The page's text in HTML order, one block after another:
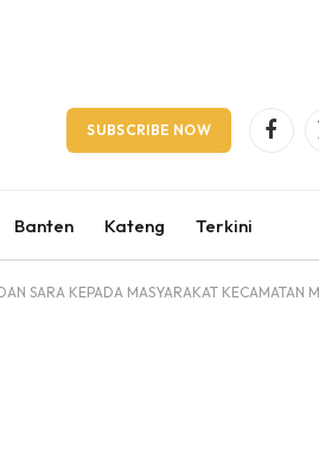
SUBSCRIBE NOW
Banten Kateng Terkini
SARA KEPADA MASYARAKAT KECAMATAN